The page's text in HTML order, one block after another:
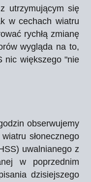
utrzymującym się
w cechach wiatru
rychłą zmianę
wygląda na to,
nic większego "nie
obserwujemy
słonecznego
uwalnianego z
w poprzednim
dzisiejszego